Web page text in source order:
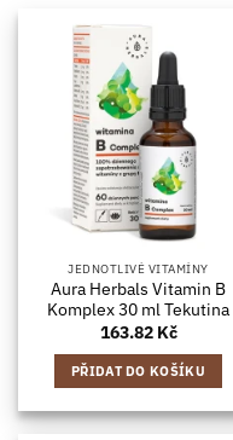
JEDNOTLIVÉ VITAMÍNY
Aura Herbals Vitamin B
Komplex 30 ml Tekutina
163.82 Kč
PŘIDAT DO KOŠÍKU